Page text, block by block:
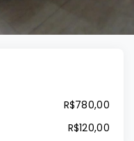
R$780,00
R$120,00